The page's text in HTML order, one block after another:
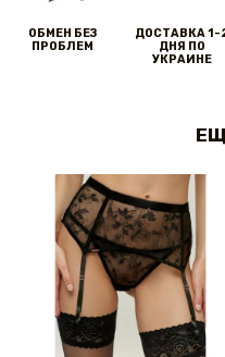
ОБМЕН БЕЗ
ПРОБЛЕМ
ДОСТАВКА 1-
ДНЯ ПО
УКРАИНЕ